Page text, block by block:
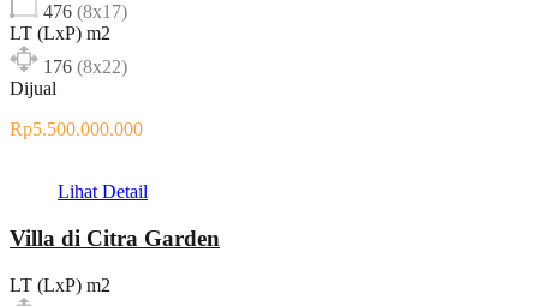
476 (8x17)
LT (LxP) m2
176 (8x22)
Dijual
Rp5.500.000.000
Lihat Detail
Villa di Citra Garden
LT (LxP) m2